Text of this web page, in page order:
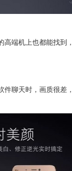
高端机上也都能找到
件聊天时，画质很差